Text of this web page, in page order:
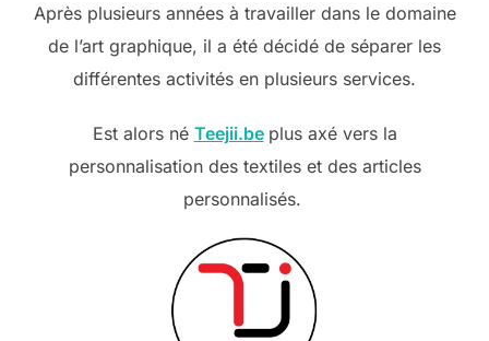
Après plusieurs années à travailler dans le domaine
de l’art graphique, il a été décidé de séparer les
différentes activités en plusieurs services.
Est alors né Teejii.be plus axé vers la
personnalisation des textiles et des articles
personnalisés.